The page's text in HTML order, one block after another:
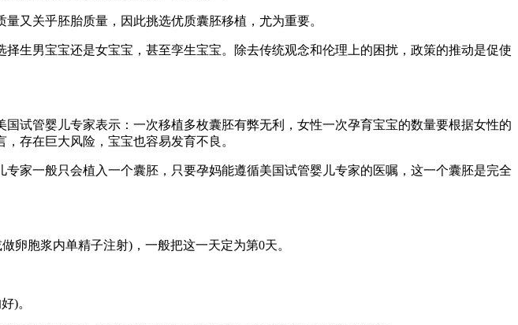
又关乎胚胎质量，因此挑选优质囊胚移植，尤为重要。
生男宝宝还是女宝宝，甚至孪生宝宝。除去传统观念和伦理上的困扰，政策的推动是促使
试管婴儿专家表示：一次移植多枚囊胚有弊无利，女性一次孕育宝宝的数量要根据女性的
存在巨大风险，宝宝也容易发育不良。
家一般只会植入一个囊胚，只要孕妈能遵循美国试管婴儿专家的医嘱，这一个囊胚是完全
卵胞浆内单精子注射)，一般把这一天定为第0天。
)。